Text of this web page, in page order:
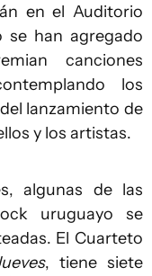
en el Auditorio
se han agregado
canciones
los
lanzamiento de
y los artistas.
algunas de las
uruguayo se
El Cuarteto
, tiene siete